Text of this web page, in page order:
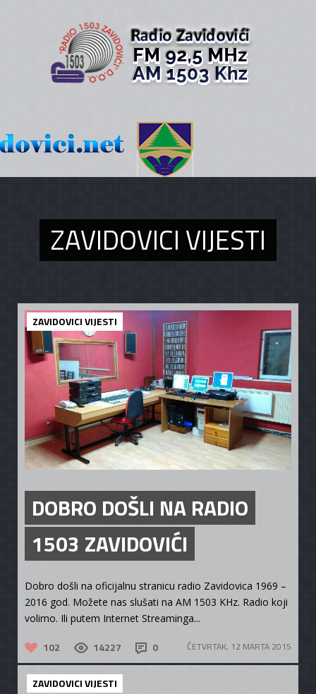
ZAVIDOVICI VIJESTI
ZAVIDOVICI VIJESTI
DOBRO DOŠLI NA RADIO
1503 ZAVIDOVIĆI
Dobro došli na oficijalnu stranicu radio Zavidovica 1969 –
2016 god. Možete nas slušati na AM 1503 KHz. Radio koji
volimo. Ili putem Internet Streaminga...
102 14227 0 ČETVRTAK, 12 MARTA 2015
ZAVIDOVICI VIJESTI